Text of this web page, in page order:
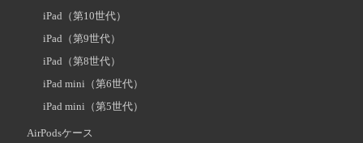
iPad（第10世代）
iPad（第9世代）
iPad（第8世代）
iPad mini（第6世代）
iPad mini（第5世代）
AirPodsケース